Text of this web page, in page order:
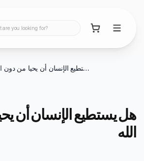
are you looking for?
هل يستطيع الإنسان أن يحيا من دون الله
هل يستطيع الإنسان أن
الله